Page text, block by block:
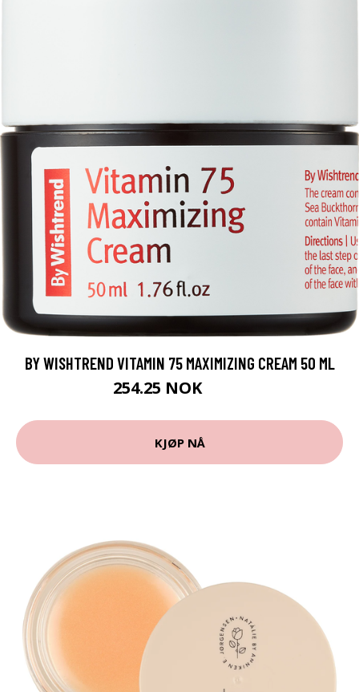
BY WISHTREND VITAMIN 75 MAXIMIZING CREAM 50 ML
254.25 NOK
KJØP NÅ